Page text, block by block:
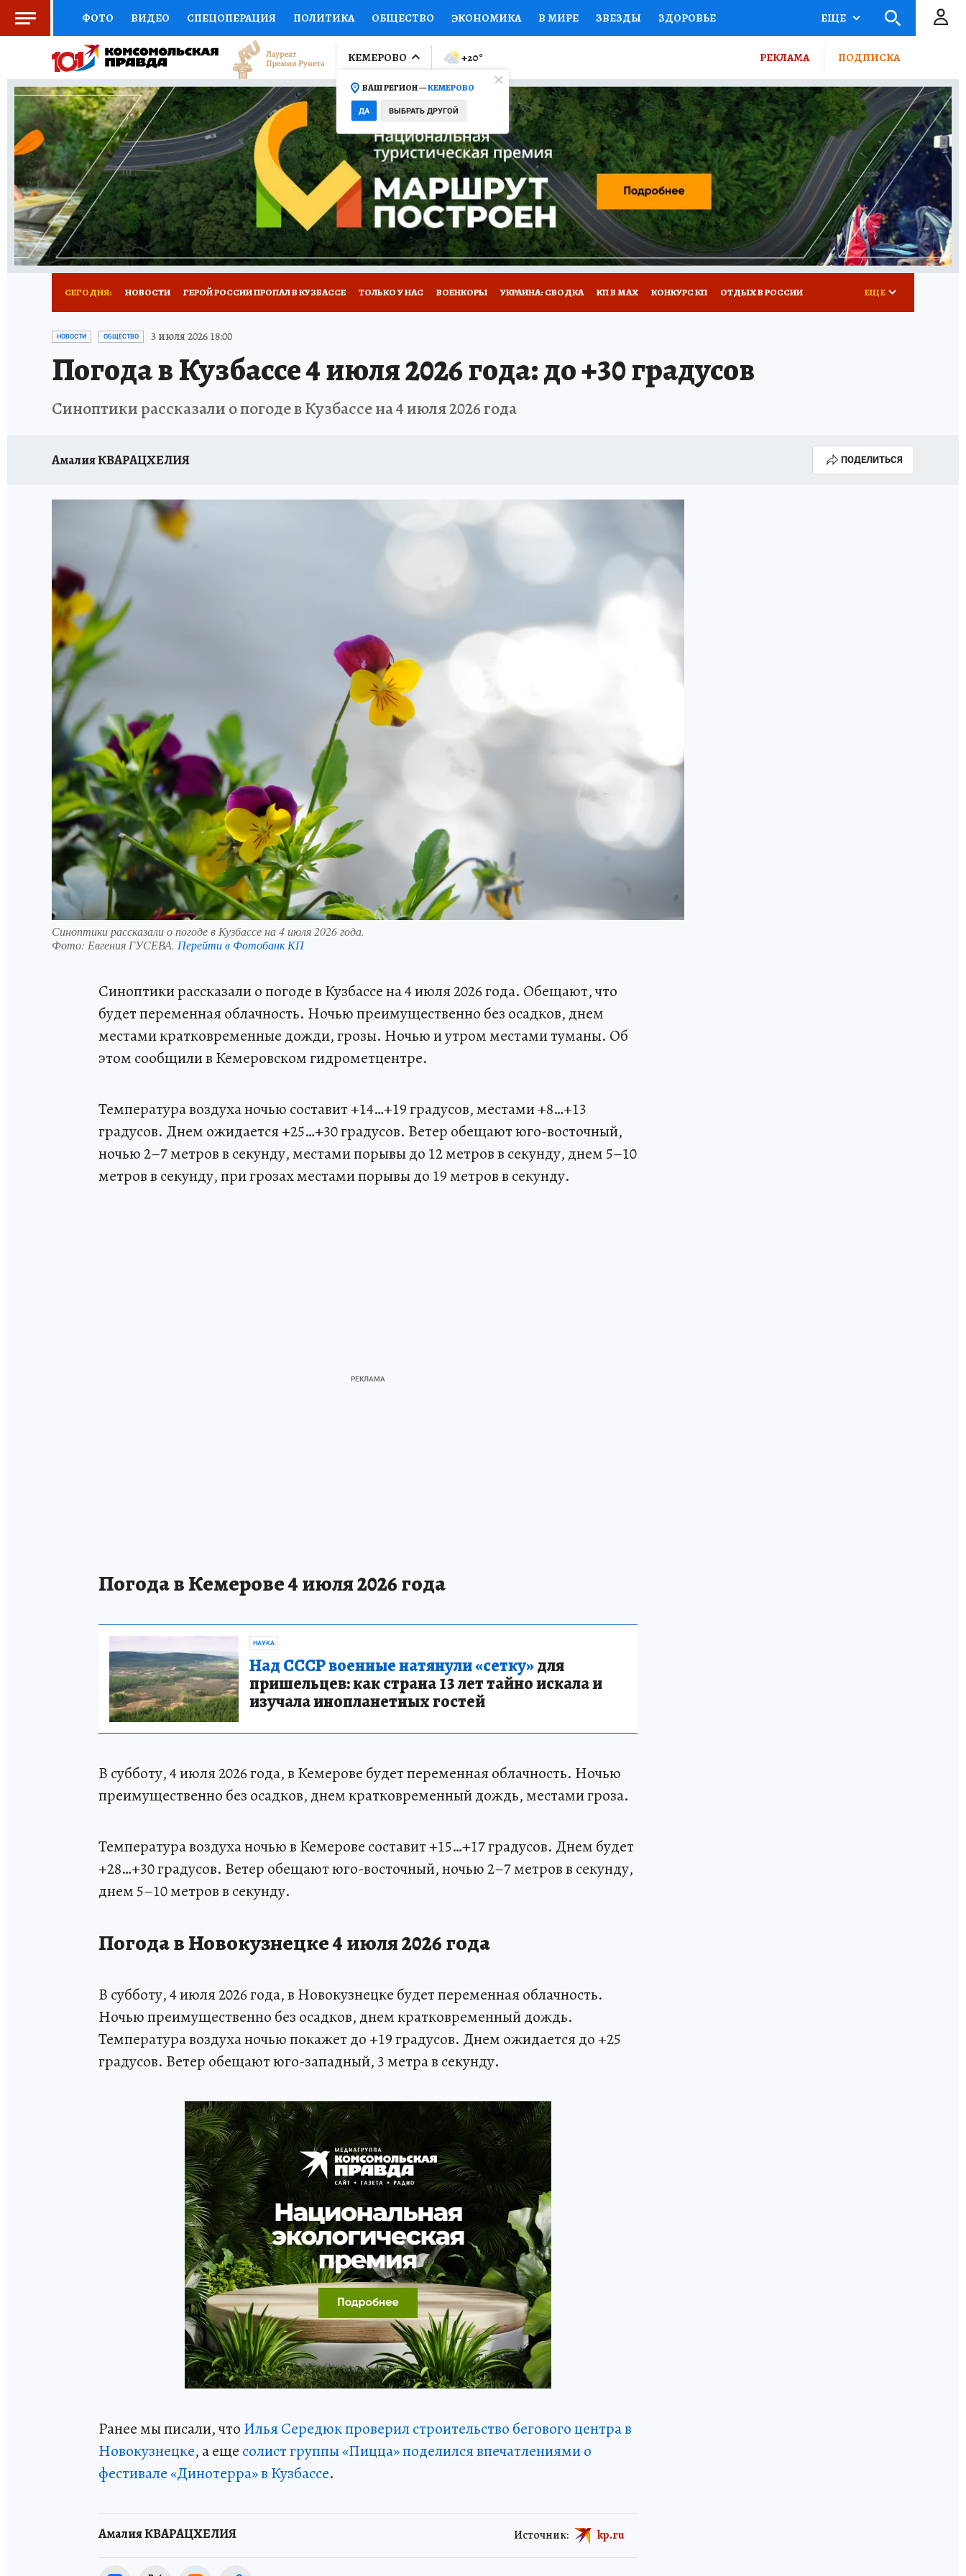
ФОТО ВИДЕО СПЕЦОПЕРАЦИЯ ПОЛИТИКА ОБЩЕСТВО ЭКОНОМИКА В МИРЕ ЗВЕЗДЫ ЗДОРОВЬЕ
СОЦПОДДЕРЖКА НАУКА СПОРТ КОЛУМНИСТЫ ПРОИСШЕСТВИЯ
ВЫБОР ЭКСПЕРТОВ ДОКТОР ФИНАНСЫ ОТКРЫВАЕМ МИР Я ЗНАЮ СЕМЬЯ ЖЕНСКИЕ СЕКРЕТЫ ПУТЕВОДИТЕЛЬ
КНИЖНАЯ ПОЛКА ПРОГНОЗЫ НА СПОРТ ПРОМОКОДЫ СЕРИАЛЫ СПЕЦПРОЕКТЫ ДЕФИЦИТ ЖЕЛЕЗА ТУРИЗМ
ПРЕСС-ЦЕНТР НЕДВИЖИМОСТЬ ТЕЛЕВИЗОР КОНКУРСЫ РАБОТА У НАС ГИД ПОТРЕБИТЕЛЯ ВСЕ О КП РАДИО КП
РЕКЛАМА ТЕСТЫ НОВОЕ НА САЙТЕ
ЕЩЕ
КЕМЕРОВО
ВАШ РЕГИОН —КЕМЕРОВО
ДА ВЫБРАТЬ ДРУГОЙ
+20° РЕКЛАМА ПОДПИСКА
СЕГОДНЯ: НОВОСТИ ГЕРОЙ РОССИИ ПРОПАЛ В КУЗБАССЕ ТОЛЬКО У НАС ВОЕНКОРЫ УКРАИНА: СВОДКА КП В МАХ КОНКУРС КП ОТДЫХ В РОССИИ
ЗАПОВЕДНАЯ РОССИЯ
ЕЩЕ
НОВОСТИ ОБЩЕСТВО 3 июля 2026 18:00
Погода в Кузбассе 4 июля 2026 года: до +30 градусов
Синоптики рассказали о погоде в Кузбассе на 4 июля 2026 года
Амалия КВАРАЦХЕЛИЯ ПОДЕЛИТЬСЯ
Синоптики рассказали о погоде в Кузбассе на 4 июля 2026 года.
Фото: Евгения ГУСЕВА. Перейти в Фотобанк КП
Синоптики рассказали о погоде в Кузбассе на 4 июля 2026 года. Обещают, что
будет переменная облачность. Ночью преимущественно без осадков, днем
местами кратковременные дожди, грозы. Ночью и утром местами туманы. Об
этом сообщили в Кемеровском гидрометцентре.
Температура воздуха ночью составит +14…+19 градусов, местами +8…+13
градусов. Днем ожидается +25…+30 градусов. Ветер обещают юго-восточный,
ночью 2–7 метров в секунду, местами порывы до 12 метров в секунду, днем 5–10
метров в секунду, при грозах местами порывы до 19 метров в секунду.
Погода в Кемерове 4 июля 2026 года
НАУКА
Над СССР военные натянули «сетку»для
пришельцев: как страна 13 лет тайно искала и
изучала инопланетных гостей
В субботу, 4 июля 2026 года, в Кемерове будет переменная облачность. Ночью
преимущественно без осадков, днем кратковременный дождь, местами гроза.
Температура воздуха ночью в Кемерове составит +15…+17 градусов. Днем будет
+28…+30 градусов. Ветер обещают юго-восточный, ночью 2–7 метров в секунду,
днем 5–10 метров в секунду.
Погода в Новокузнецке 4 июля 2026 года
В субботу, 4 июля 2026 года, в Новокузнецке будет переменная облачность.
Ночью преимущественно без осадков, днем кратковременный дождь.
Температура воздуха ночью покажет до +19 градусов. Днем ожидается до +25
градусов. Ветер обещают юго-западный, 3 метра в секунду.
Ранее мы писали, что Илья Середюк проверил строительство бегового центра в
Новокузнецке, а еще солист группы «Пицца» поделился впечатлениями о
фестивале «Динотерра» в Кузбассе.
Амалия КВАРАЦХЕЛИЯ Источник: kp.ru